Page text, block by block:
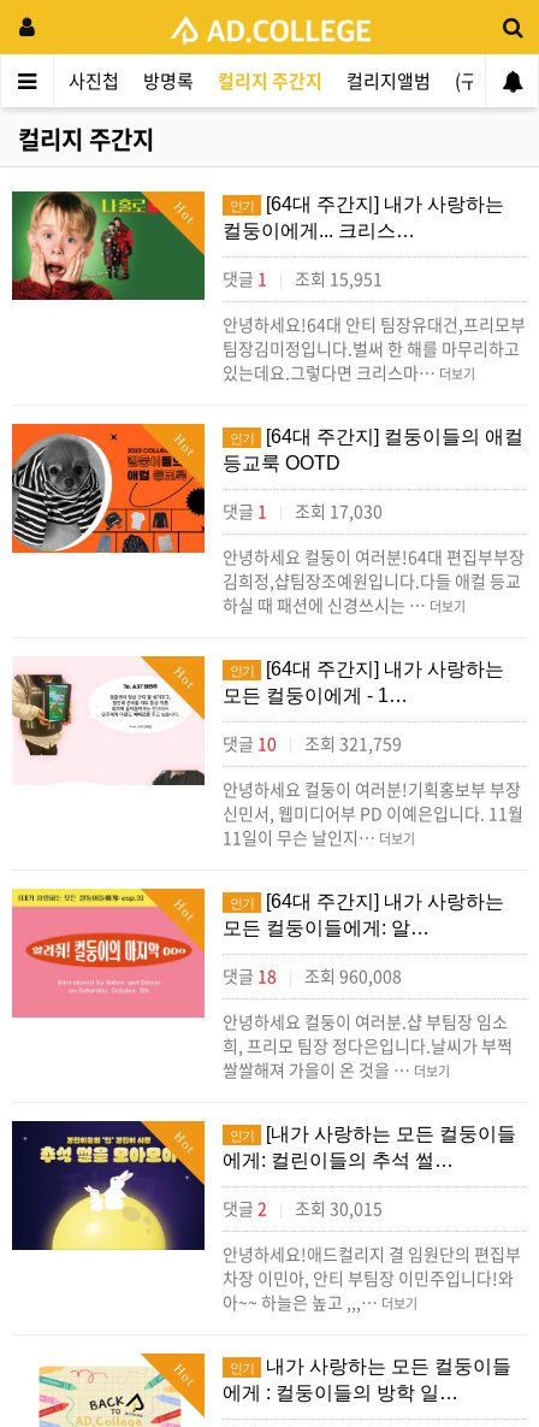
사항 사진첩 방명록 컬리지 주간지 컬리지앨범 (구)주저
컬리지 주간지
Hot 인기
[64대 주간지] 내가 사랑하는
컬둥이에게... 크리스…
댓글 1 |
조회 15,951
안녕하세요!64대 안티 팀장유대건,프리모부
팀장김미정입니다.벌써 한 해를 마무리하고
있는데요.그렇다면 크리스마… 더보기
Hot 인기
[64대 주간지] 컬둥이들의 애컬
등교룩 OOTD
댓글 1 |
조회 17,030
안녕하세요 컬둥이 여러분!64대 편집부부장
김희정,샵팀장조예원입니다.다들 애컬 등교
하실 때 패션에 신경쓰시는 … 더보기
Hot 인기
[64대 주간지] 내가 사랑하는
모든 컬둥이에게 - 1…
댓글 10 |
조회 321,759
안녕하세요 컬둥이 여러분!기획홍보부 부장
신민서, 웹미디어부 PD 이예은입니다. 11월
11일이 무슨 날인지… 더보기
Hot 인기
[64대 주간지] 내가 사랑하는
모든 컬둥이들에게: 알…
댓글 18 |
조회 960,008
안녕하세요 컬둥이 여러분.샵 부팀장 임소
희, 프리모 팀장 정다은입니다.날씨가 부쩍
쌀쌀해져 가을이 온 것을 … 더보기
Hot 인기
[내가 사랑하는 모든 컬둥이들
에게: 컬린이들의 추석 썰…
댓글 2 |
조회 30,015
안녕하세요!애드컬리지 결 임원단의 편집부
차장 이민아, 안티 부팀장 이민주입니다!와
아~~ 하늘은 높고 ,,,… 더보기
Hot 인기
내가 사랑하는 모든 컬둥이들
에게 : 컬둥이들의 방학 일…